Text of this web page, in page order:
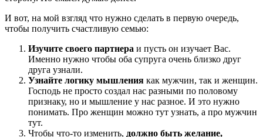
И вот, на мой взгляд что нужно сделать в первую очередь,
чтобы получить счастливую семью:
Изучите своего партнера и пусть он изучает Вас.
Именно нужно чтобы оба супруга очень близко друг
друга узнали.
Узнайте логику мышления как мужчин, так и женщин.
Господь не просто создал нас разными по половому
признаку, но и мышление у нас разное. И это нужно
понимать. Про женщин можно тут узнать, а про мужчин
тут.
Чтобы что-то изменить, должно быть желание,